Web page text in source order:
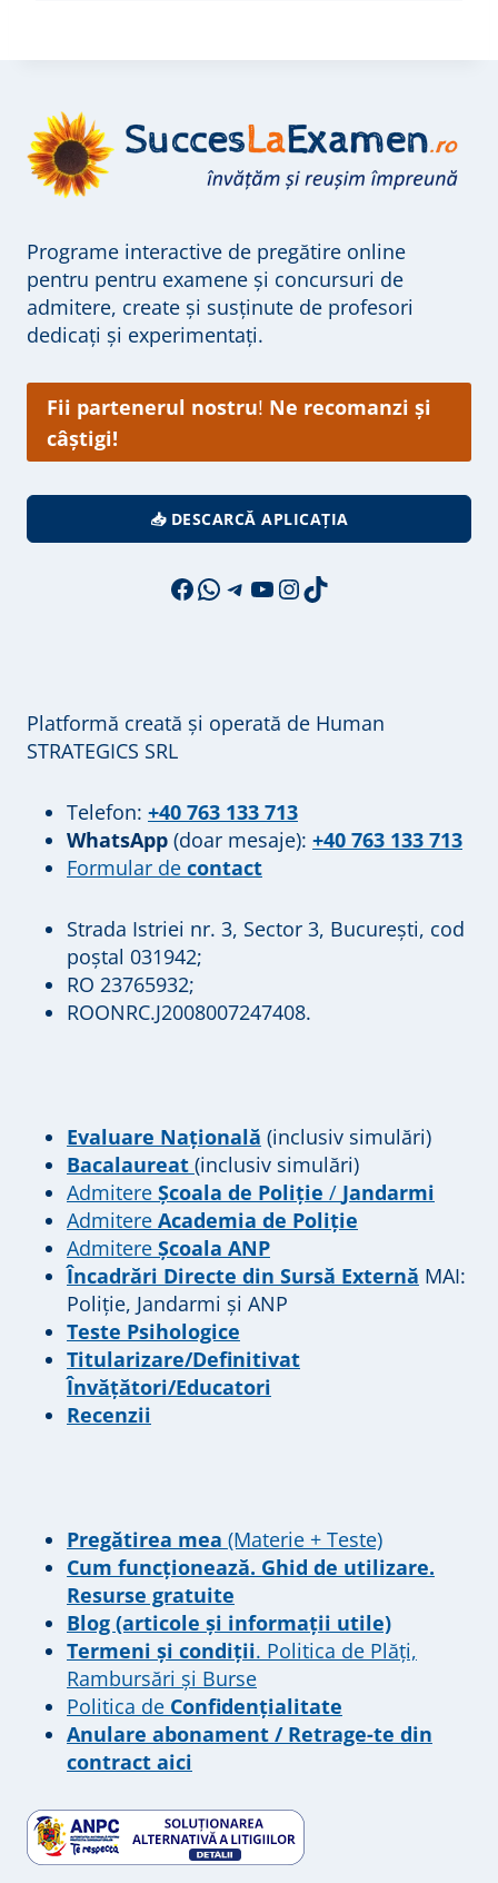
Programe interactive de pregătire online
pentru pentru examene și concursuri de
admitere, create și susținute de profesori
dedicați și experimentați.
Fii partenerul nostru! Ne recomanzi și
câștigi!
📥 DESCARCĂ APLICAȚIA
Facebook
WhatsApp
Telegram
YouTube
Instagram
TikTok
Platformă creată și operată de Human
STRATEGICS SRL
Telefon: +40 763 133 713
WhatsApp (doar mesaje): +40 763 133 713
Formular de contact
Strada Istriei nr. 3, Sector 3, București, cod
poștal 031942;
RO 23765932;
ROONRC.J2008007247408.
Evaluare Națională (inclusiv simulări)
Bacalaureat (inclusiv simulări)
Admitere Școala de Poliție / Jandarmi
Admitere Academia de Poliție
Admitere Școala ANP
Încadrări Directe din Sursă Externă MAI:
Poliție, Jandarmi și ANP
Teste Psihologice
Titularizare/Definitivat
Învățători/Educatori
Recenzii
Pregătirea mea (Materie + Teste)
Cum funcționează. Ghid de utilizare.
Resurse gratuite
Blog (articole și informații utile)
Termeni și condiții. Politica de Plăți,
Rambursări și Burse
Politica de Confidențialitate
Anulare abonament / Retrage-te din
contract aici